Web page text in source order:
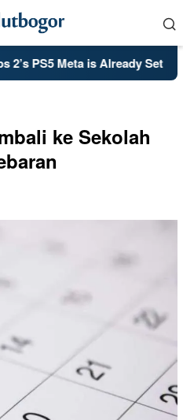
PS5 Meta is Already Set in
ke Sekolah